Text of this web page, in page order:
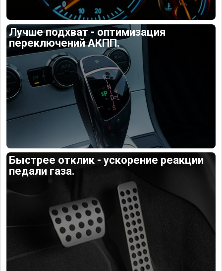
Лучше подхват - оптимизация
переключений АКПП.
Быстрее отклик - ускорение реакции
педали газа.